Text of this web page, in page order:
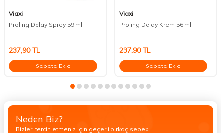
Viaxi
Proling Delay Sprey 59 ml
237,90TL
Sepete Ekle
Viaxi
Proling Delay Krem 56 ml
237,90TL
Sepete Ekle
Neden Biz?
Bizleri tercih etmeniz için geçerli birkaç sebep.